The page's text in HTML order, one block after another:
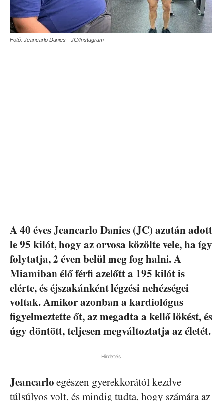
Fotó: Jeancarlo Danies - JC/Instagram
A 40 éves Jeancarlo Danies (JC) azután adott
le 95 kilót, hogy az orvosa közölte vele, ha így
folytatja, 2 éven belül meg fog halni. A
Miamiban élő férfi azelőtt a 195 kilót is
elérte, és éjszakánként légzési nehézségei
voltak. Amikor azonban a kardiológus
figyelmeztette őt, az megadta a kellő lökést, és
úgy döntött, teljesen megváltoztatja az életét.
Hirdetés
Jeancarlo egészen gyerekkorától kezdve
túlsúlyos volt, és mindig tudta, hogy számára az